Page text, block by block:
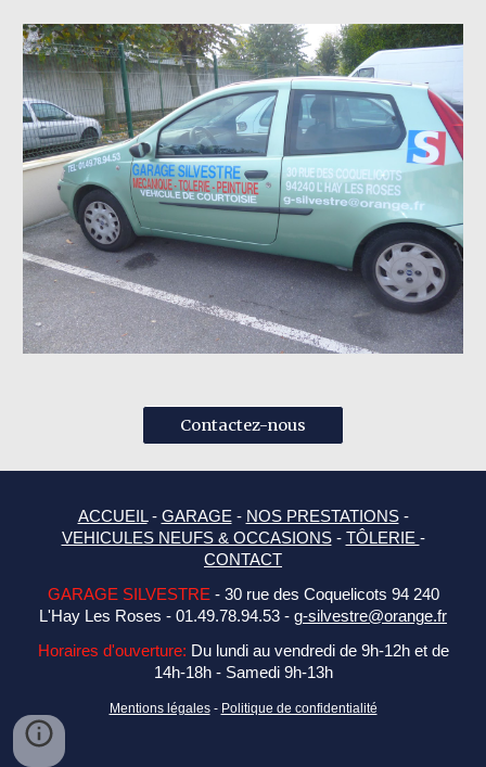
Contactez-nous
ACCUEIL - GARAGE - NOS PRESTATIONS -
VEHICULES NEUFS & OCCASIONS - TÔLERIE -
CONTACT
GARAGE SILVESTRE - 30 rue des Coquelicots 94 240
L'Hay Les Roses - 01.49.78.94.53 - g-silvestre@orange.fr
Horaires d'ouverture: Du lundi au vendredi de 9h-12h et de
14h-18h - Samedi 9h-13h
Mentions légales- Politique de confidentialité